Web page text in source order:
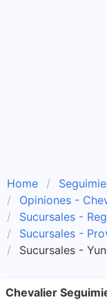
Home
Opiniones -
Sucursales -
Sucursales -
Sucursales -
Chevalier